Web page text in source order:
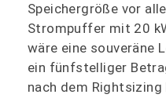
Speichergröße vor
Strompuffer mit 20
wäre eine souveräne
ein fünfstelliger
nach dem